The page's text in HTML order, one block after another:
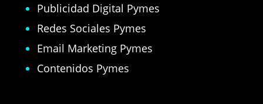
Publicidad Digital Pymes
Redes Sociales Pymes
Email Marketing Pymes
Contenidos Pymes